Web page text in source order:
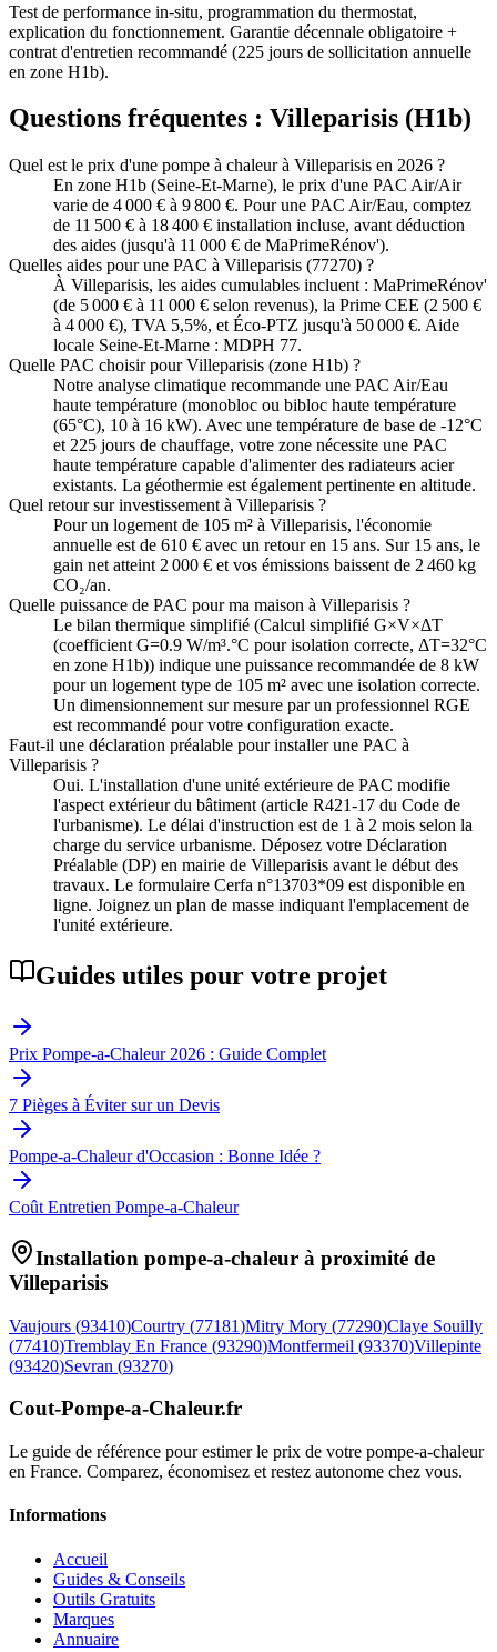
Test de performance in-situ, programmation du thermostat,
explication du fonctionnement. Garantie décennale obligatoire +
contrat d'entretien recommandé (225 jours de sollicitation annuelle
en zone H1b).
Questions fréquentes : Villeparisis (H1b)
Quel est le prix d'une pompe à chaleur à Villeparisis en 2026 ?
En zone H1b (Seine-Et-Marne), le prix d'une PAC Air/Air
varie de 4 000 € à 9 800 €. Pour une PAC Air/Eau, comptez
de 11 500 € à 18 400 € installation incluse, avant déduction
des aides (jusqu'à 11 000 € de MaPrimeRénov').
Quelles aides pour une PAC à Villeparisis (77270) ?
À Villeparisis, les aides cumulables incluent : MaPrimeRénov'
(de 5 000 € à 11 000 € selon revenus), la Prime CEE (2 500 €
à 4 000 €), TVA 5,5%, et Éco-PTZ jusqu'à 50 000 €. Aide
locale Seine-Et-Marne : MDPH 77.
Quelle PAC choisir pour Villeparisis (zone H1b) ?
Notre analyse climatique recommande une PAC Air/Eau
haute température (monobloc ou bibloc haute température
(65°C), 10 à 16 kW). Avec une température de base de -12°C
et 225 jours de chauffage, votre zone nécessite une PAC
haute température capable d'alimenter des radiateurs acier
existants. La géothermie est également pertinente en altitude.
Quel retour sur investissement à Villeparisis ?
Pour un logement de 105 m² à Villeparisis, l'économie
annuelle est de 610 € avec un retour en 15 ans. Sur 15 ans, le
gain net atteint 2 000 € et vos émissions baissent de 2 460 kg
CO₂/an.
Quelle puissance de PAC pour ma maison à Villeparisis ?
Le bilan thermique simplifié (Calcul simplifié G×V×ΔT
(coefficient G=0.9 W/m³.°C pour isolation correcte, ΔT=32°C
en zone H1b)) indique une puissance recommandée de 8 kW
pour un logement type de 105 m² avec une isolation correcte.
Un dimensionnement sur mesure par un professionnel RGE
est recommandé pour votre configuration exacte.
Faut-il une déclaration préalable pour installer une PAC à
Villeparisis ?
Oui. L'installation d'une unité extérieure de PAC modifie
l'aspect extérieur du bâtiment (article R421-17 du Code de
l'urbanisme). Le délai d'instruction est de 1 à 2 mois selon la
charge du service urbanisme. Déposez votre Déclaration
Préalable (DP) en mairie de Villeparisis avant le début des
travaux. Le formulaire Cerfa n°13703*09 est disponible en
ligne. Joignez un plan de masse indiquant l'emplacement de
l'unité extérieure.
Guides utiles pour votre projet
Prix Pompe-a-Chaleur 2026 : Guide Complet
7 Pièges à Éviter sur un Devis
Pompe-a-Chaleur d'Occasion : Bonne Idée ?
Coût Entretien Pompe-a-Chaleur
Installation pompe-a-chaleur à proximité de
Villeparisis
Vaujours (93410)Courtry (77181)Mitry Mory (77290)Claye Souilly
(77410)Tremblay En France (93290)Montfermeil (93370)Villepinte
(93420)Sevran (93270)
Cout-Pompe-a-Chaleur.fr
Le guide de référence pour estimer le prix de votre pompe-a-chaleur
en France. Comparez, économisez et restez autonome chez vous.
Informations
Accueil
Guides & Conseils
Outils Gratuits
Marques
Annuaire